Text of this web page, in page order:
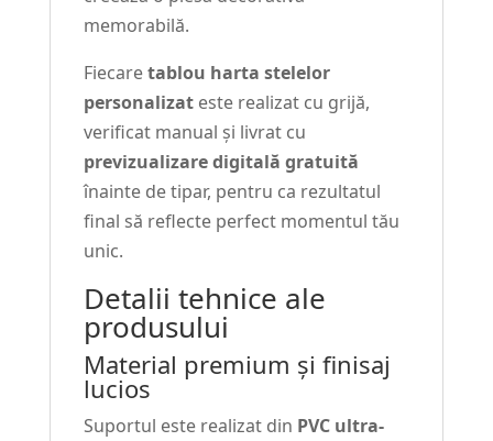
memorabilă.
Fiecaretablou harta stelelor
personalizateste realizat cu grijă,
verificat manual și livrat cu
previzualizare digitală gratuită
înainte de tipar, pentru ca rezultatul
final să reflecte perfect momentul tău
unic.
Detalii tehnice ale
produsului
Material premium și finisaj
lucios
Suportul este realizat din PVC ultra-